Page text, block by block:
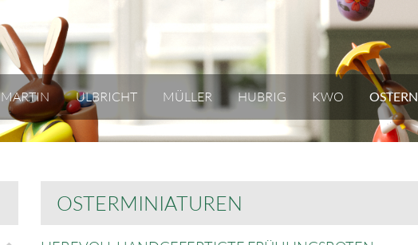
MARTIN ULBRICHT MÜLLER HUBRIG KWO OSTERN
OSTERMINIATUREN